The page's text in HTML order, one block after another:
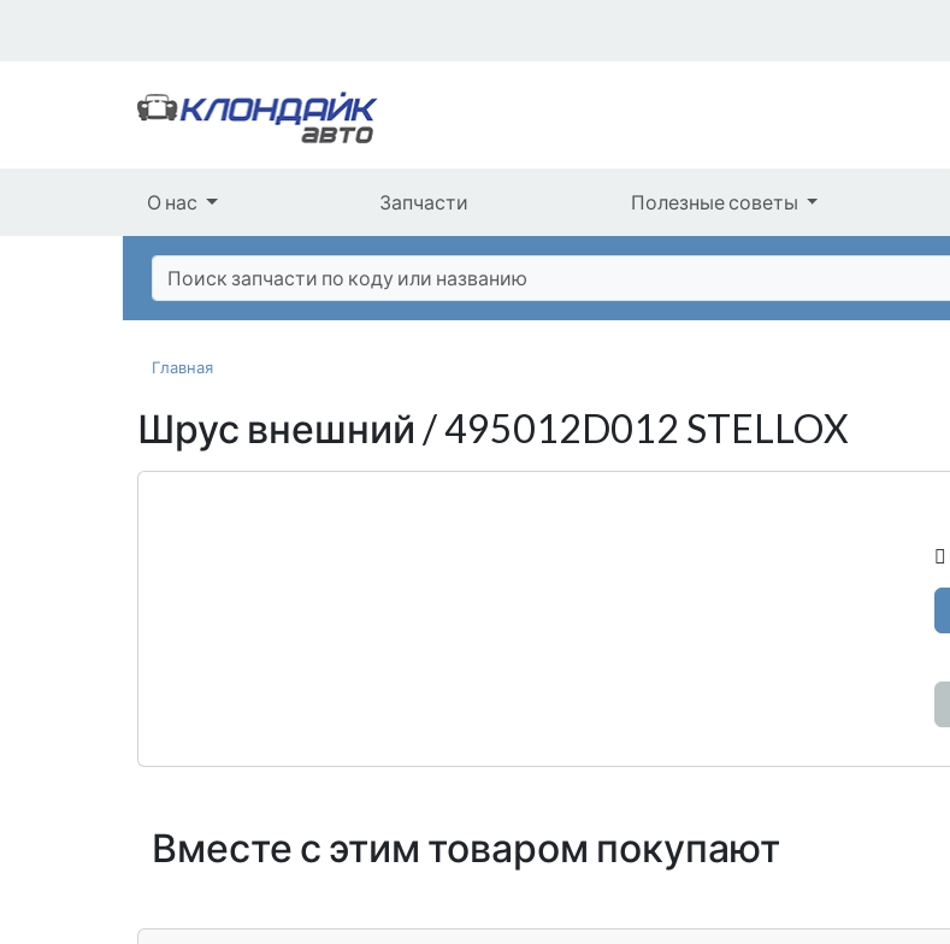
О нас Запчасти Полезные советы
Главная
Шрус внешний / 495012D012 STELLOX
Вместе с этим товаром покупают